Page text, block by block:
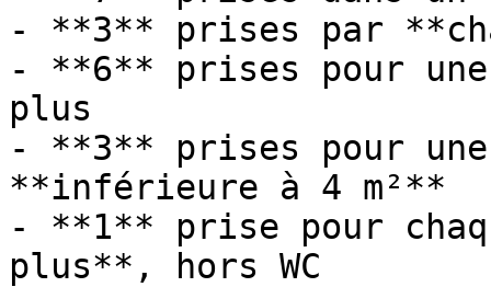
- **3** prises par
- **6** prises pour
plus
- **3** prises pour
**inférieure à 4 m²**
- **1** prise pour
plus**, hors WC